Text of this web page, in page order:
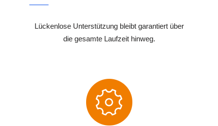
Lückenlose Unterstützung bleibt garantiert über
die gesamte Laufzeit hinweg.